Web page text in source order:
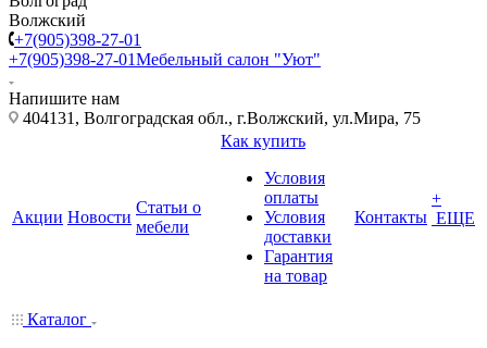
Волжский
+7(905)398-27-01
+7(905)398-27-01Мебельный салон "Уют"
Напишите нам
404131, Волгоградская обл., г.Волжский, ул.Мира, 75
Акции Новости
Статьи о
мебели
Как купить
Условия
оплаты
Условия
доставки
Гарантия
на товар
Контакты
+
ЕЩЕ
Каталог